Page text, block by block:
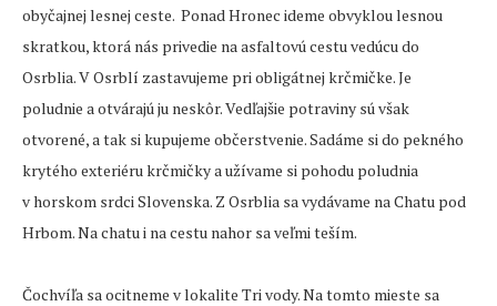
obyčajnej lesnej ceste. Ponad Hronec ideme obvyklou lesnou
skratkou, ktorá nás privedie na asfaltovú cestu vedúcu do
Osrblia. V Osrblí zastavujeme pri obligátnej krčmičke. Je
poludnie a otvárajú ju neskôr. Vedľajšie potraviny sú však
otvorené, a tak si kupujeme občerstvenie. Sadáme si do pekného
krytého exteriéru krčmičky a užívame si pohodu poludnia
v horskom srdci Slovenska. Z Osrblia sa vydávame na Chatu pod
Hrbom. Na chatu i na cestu nahor sa veľmi teším.
Čochvíľa sa ocitneme v lokalite Tri vody. Na tomto mieste sa